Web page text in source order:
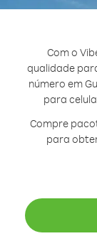
Com o
qualidade
número em
para
Compre
para